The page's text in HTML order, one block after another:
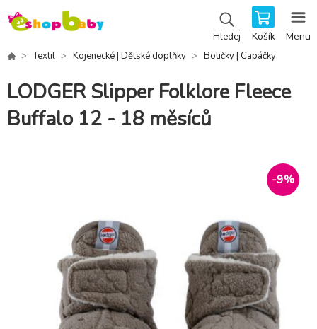
Hledej Košík Menu
Textil Kojenecké | Dětské doplňky Botičky | Capáčky
LODGER Slipper Folklore Fleece
Buffalo 12 - 18 měsíců
-9%